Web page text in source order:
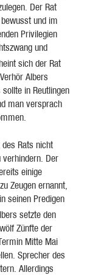
Der Rat
und im
Privilegien
und
sich der Rat
Albers
in Reutlingen
man versprach
Rats nicht
verhindern. Der
einige
Zeugen ernannt,
seinen Predigen
setzte den
Zünfte der
Mitte Mai
Sprecher des
Allerdings